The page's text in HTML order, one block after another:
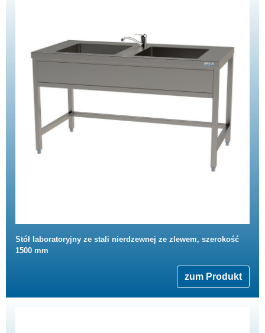
Stół laboratoryjny ze stali nierdzewnej ze zlewem, szerokość
1500 mm
zum Produkt